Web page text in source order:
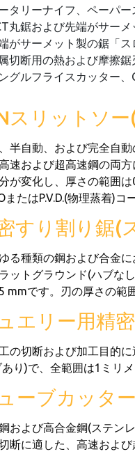
タリーナイフ、ペーパ
丸鋸および先端がサーメ
がサーメット製の鋸「ス
切断用の熱および摩擦鋸
グルフライスカッター
スリットソー
半自動、および完全自
速および超高速鋼の両
が変化し、厚さの範囲は
またはP.V.D.(物理蒸着)コ
すり割り鋸(
る種類の鋼および合金
ットグラウンド(ハブな
mmです。刃の厚さの範
エリー用精
の切断および加工目的
あり)で、全範囲は1ミリ
ーブカッタ
および高合金鋼(ステン
断に適した、高速およ